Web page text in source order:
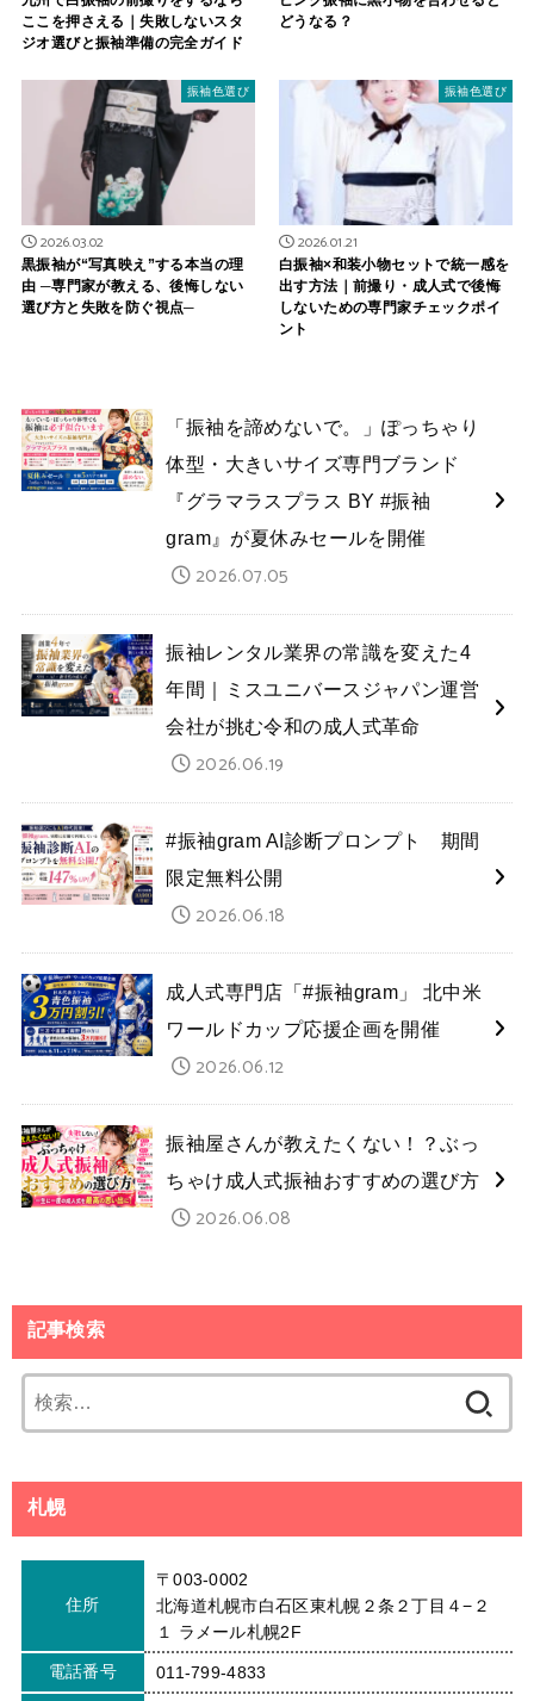
ここを押さえる｜失敗しないスタ
ジオ選びと振袖準備の完全ガイド
どうなる？
振袖色選び
2026.03.02
黒振袖が“写真映え”する本当の理
由 ─専門家が教える、後悔しない
選び方と失敗を防ぐ視点─
振袖色選び
2026.01.21
白振袖×和装小物セットで統一感を
出す方法｜前撮り・成人式で後悔
しないための専門家チェックポイ
ント
「振袖を諦めないで。」ぽっちゃり
体型・大きいサイズ専門ブランド
『グラマラスプラス BY #振袖
gram』が夏休みセールを開催
2026.07.05
振袖レンタル業界の常識を変えた4
年間｜ミスユニバースジャパン運営
会社が挑む令和の成人式革命
2026.06.19
#振袖gram AI診断プロンプト 期間
限定無料公開
2026.06.18
成人式専門店「#振袖gram」 北中米
ワールドカップ応援企画を開催
2026.06.12
振袖屋さんが教えたくない！？ぶっ
ちゃけ成人式振袖おすすめの選び方
2026.06.08
記事検索
索:
札幌
住所
〒003-0002
北海道札幌市白石区東札幌２条２丁目４−２
１ ラメール札幌2F
電話番号 011-799-4833